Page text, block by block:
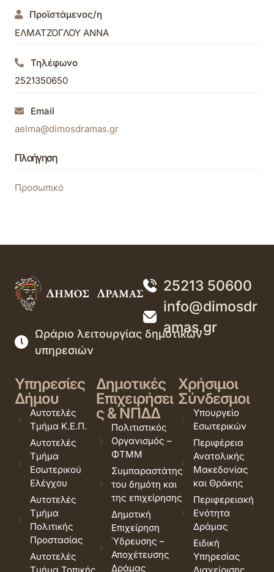
Προϊστάμενος/η
ΕΛΜΑΤΖΟΓΛΟΥ ΑΝΝΑ
Τηλέφωνο
2521350650
Email
aelma@dimosdramas.gr
Πλοήγηση
Προσωπικό
25213 50600
info@dimosdr
amas.gr
Ωράριο λειτουργίας δημοτικών
υπηρεσιών
Υπηρεσίες
Δήμου
Αυτοτελές
Τμήμα Κ.Ε.Π.
Αυτοτελές
Τμήμα
Εσωτερικού
Ελέγχου
Αυτοτελές
Τμήμα
Πολιτικής
Προστασίας
Αυτοτελές
Δημοτικές
Επιχειρήσει
ς & ΝΠΔΔ
Πολιτιστικός
Οργανισμός –
ΦΤΜΜ
Συμπαραστάτης
του δημότη και
της επιχείρησης
Δημοτική
Επιχείρηση
Ύδρευσης –
Αποχέτευσης
Δράμας
Χρήσιμοι
Σύνδεσμοι
Υπουργείο
Εσωτερικών
Περιφέρεια
Ανατολικής
Μακεδονίας
και Θράκης
Περιφερειακή
Ενότητα
Δράμας
Ειδική
Υπηρεσίας